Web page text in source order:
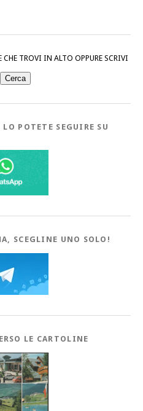
TROVI IN ALTO OPPURE SCRIVI
Cerca
POTETE SEGUIRE SU
SCEGLINE UNO SOLO!
LE CARTOLINE